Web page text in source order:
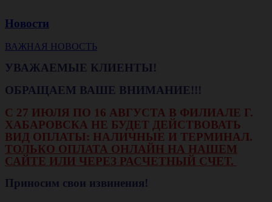
Новости
ВАЖНАЯ НОВОСТЬ
УВАЖАЕМЫЕ КЛИЕНТЫ!
ОБРАЩАЕМ ВАШЕ ВНИМАНИЕ!!!
С 27 ИЮЛЯ ПО 16 АВГУСТА В ФИЛИАЛЕ Г.
ХАБАРОВСКА НЕ БУДЕТ ДЕЙСТВОВАТЬ
ВИД ОПЛАТЫ: НАЛИЧНЫЕ И ТЕРМИНАЛ.
ТОЛЬКО ОПЛАТА ОНЛАЙН НА НАШЕМ
САЙТЕ ИЛИ ЧЕРЕЗ РАСЧЕТНЫЙ СЧЕТ.
Приносим свои извинения!